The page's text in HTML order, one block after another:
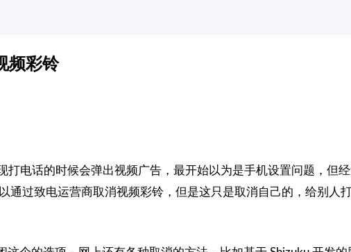
频彩铃
打电话的时候会弹出视频广告，最开始以为是手机设置问题，但
通过致电运营商取消视频彩铃，但是这只是取消自己的，给别人